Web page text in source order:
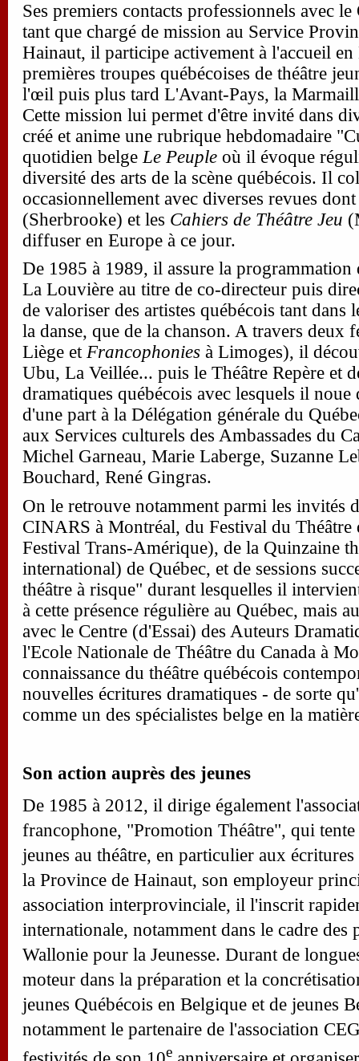
Ses premiers contacts professionnels avec
tant que chargé de mission au Service
Hainaut, il participe activement à l'accueil
premières troupes québécoises de théâtre
l'œil puis plus tard L'Avant-Pays, la
Cette mission lui permet d'être invité dans
créé et anime une rubrique hebdomadaire
quotidien belgeLe Peuple où il évoque
diversité des arts de la scène québécois. Il
occasionnellement avec diverses revues
(Sherbrooke) et les Cahiers de Théâtre Jeu
diffuser en Europe à ce jour.
De 1985 à 1989, il assure la
La Louvière au titre de co-directeur puis
de valoriser des artistes québécois tant dans
la danse, que de la chanson. A travers deux
Liège et Francophonies à Limoges), il
Ubu, La Veillée... puis le Théâtre Repère et
dramatiques québécois avec lesquels il
d'une part à la Délégation générale du
aux Services culturels des Ambassades du
Michel Garneau, Marie Laberge, Suzanne
Bouchard, René Gingras.
On le retrouve notamment parmi les invités
CINARS à Montréal, du Festival du Théâtre
Festival Trans-Amérique), de la Quinzaine
international) de Québec, et de sessions
théâtre à risque" durant lesquelles il
à cette présence régulière au Québec, mais
avec le Centre (d'Essai) des Auteurs
l'Ecole Nationale de Théâtre du Canada à
connaissance du théâtre québécois
nouvelles écritures dramatiques - de sorte
comme un des spécialistes belge en la
Son action auprès des jeunes
De 1985 à 2012, il dirige également
francophone, "Promotion Théâtre", qui
jeunes au théâtre, en particulier aux
la Province de Hainaut, son employeur
association interprovinciale, il l'inscrit
internationale, notamment dans le cadre des
Wallonie pour la Jeunesse. Durant de
moteur dans la préparation et la
jeunes Québécois en Belgique et de jeunes
notamment le partenaire de l'association
e